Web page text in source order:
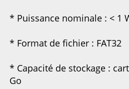
* Puissance nominale : < 1
* Format de fichier : FAT32
* Capacité de stockage :
Go